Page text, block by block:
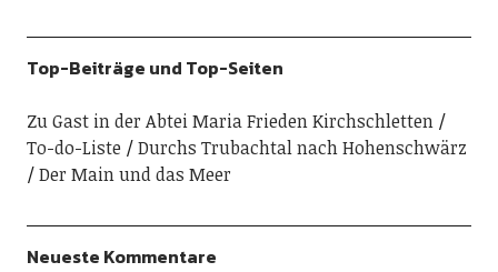
Top-Beiträge und Top-Seiten
Zu Gast in der Abtei Maria Frieden Kirchschletten
To-do-Liste
Durchs Trubachtal nach Hohenschwärz
Der Main und das Meer
Neueste Kommentare